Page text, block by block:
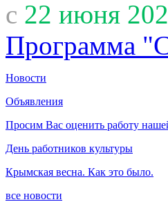
с 22 июня
Программа
Новости
Объявления
Просим Вас оценить работу
День работников культуры
Крымская весна. Как это было.
все новости